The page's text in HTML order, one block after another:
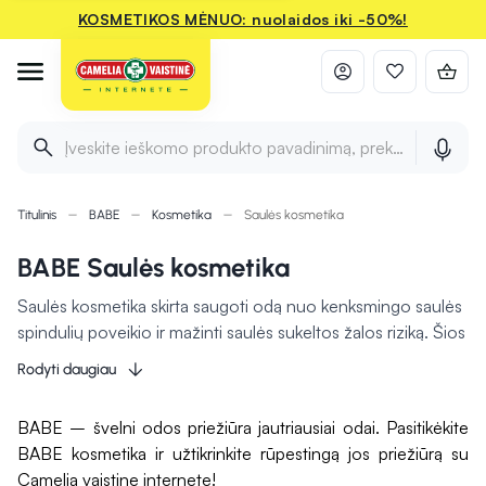
KOSMETIKOS MĖNUO: nuolaidos iki -50%!
Įveskite ieškomo produkto pavadinimą, prekės ženklą ir
Titulinis BABE Kosmetika Saulės kosmetika
BABE Saulės kosmetika
Saulės kosmetika skirta saugoti odą nuo kenksmingo saulės
spindulių poveikio ir mažinti saulės sukeltos žalos riziką. Šios
priemonės dažnai turi SPF (saulės apsaugos faktorių), kuris
nurodo, kaip efektyviai produktas saugo odą nuo UVB
Be apsaugos nuo UV spindulių, saulės kosmetika gali turėti
drėkinančių ir maitinančių ingredientų, tokių kaip alijošius,
Rodyti daugiau
BABE – švelni odos priežiūra jautriausiai odai. Pasitikėkite
BABE kosmetika ir užtikrinkite rūpestingą jos priežiūrą su
Camelia vaistine internete!